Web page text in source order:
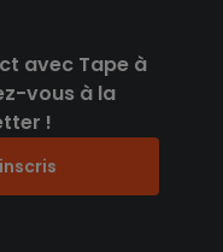
avec Tape à
vous à la
!